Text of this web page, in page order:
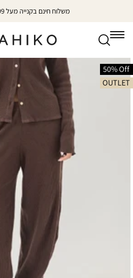
משלוח חינם בקנייה מעל 499 ש״ח 🚚
דלג
לפרטי
המוצר
50% Off
OUTLET